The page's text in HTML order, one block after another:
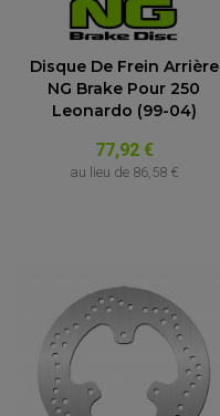
Disque De Frein Arrière
NG Brake Pour 250
Leonardo (99-04)
77,92 €
au lieu de 86,58 €